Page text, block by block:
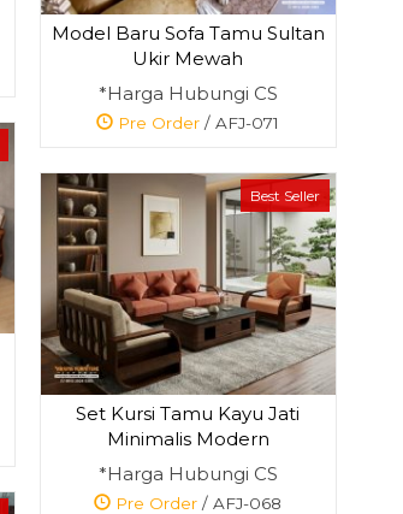
Model Baru Sofa Tamu Sultan
Ukir Mewah
*Harga Hubungi CS
Pre Order / AFJ-071
Best Seller
Set Kursi Tamu Kayu Jati
Minimalis Modern
*Harga Hubungi CS
Pre Order / AFJ-068